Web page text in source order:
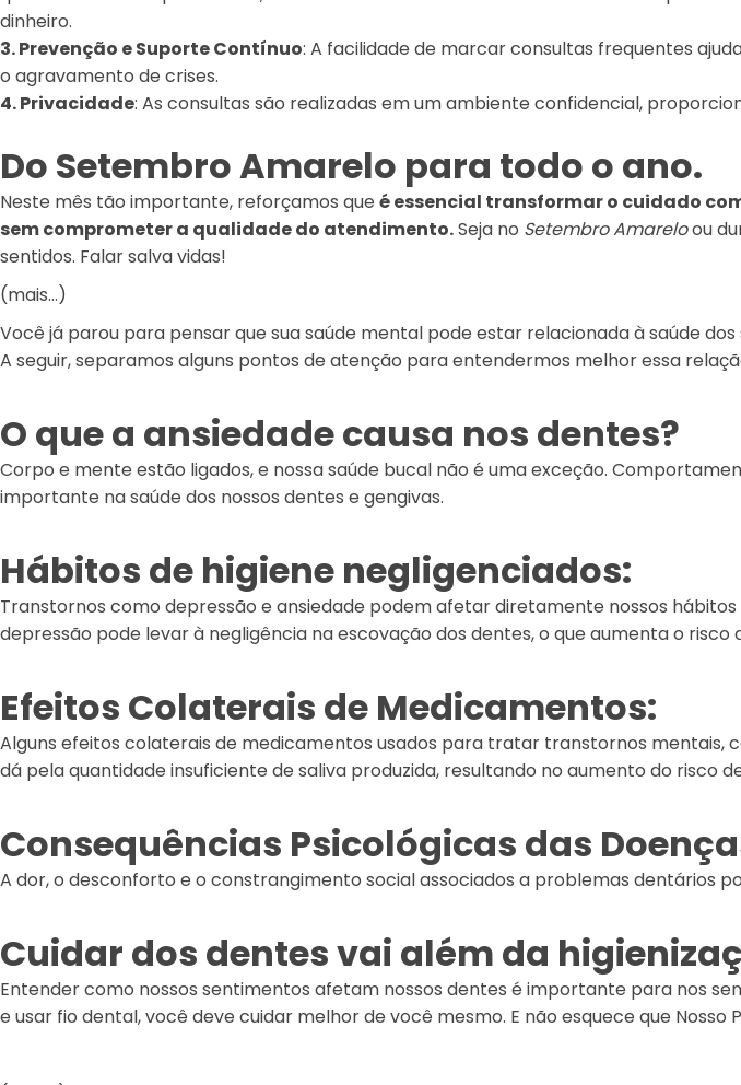
dinheiro.
3. Prevenção e Suporte Contínuo: A facilidade de marcar consultas frequentes
o agravamento de crises.
4. Privacidade: As consultas são realizadas em um ambiente confidencial,
Do Setembro Amarelo para todo o ano.
Neste mês tão importante, reforçamos que é essencial transformar o cuidado
sem comprometer a qualidade do atendimento.Seja no Setembro Amareloou
sentidos. Falar salva vidas!
(mais…)
Você já parou para pensar que sua saúde mental pode estar relacionada à saúde
A seguir, separamos alguns pontos de atenção para entendermos melhor essa
O que a ansiedade causa nos dentes?
Corpo e mente estão ligados, e nossa saúde bucal não é uma exceção.
importante na saúde dos nossos dentes e gengivas.
Hábitos de higiene negligenciados:
Transtornos como depressão e ansiedade podem afetar diretamente nossos
depressão pode levar à negligência na escovação dos dentes, o que aumenta o risco
Efeitos Colaterais de Medicamentos:
Alguns efeitos colaterais de medicamentos usados para tratar transtornos mentais,
dá pela quantidade insuficiente de saliva produzida, resultando no aumento do risco
Consequências Psicológicas das
A dor, o desconforto e o constrangimento social associados a problemas dentários
Cuidar dos dentes vai além da
Entender como nossos sentimentos afetam nossos dentes é importante para nos
e usar fio dental, você deve cuidar melhor de você mesmo. E não esquece que Nosso